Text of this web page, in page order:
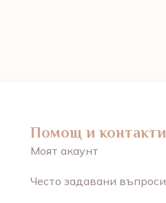
Помощ и контакти
Моят акаунт
Често задавани въпроси